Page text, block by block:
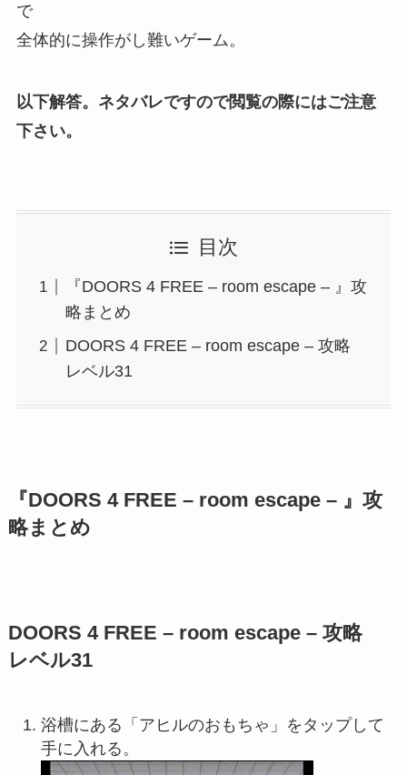
で
全体的に操作がし難いゲーム。
以下解答。ネタバレですので閲覧の際にはご注意
下さい。
目次
『DOORS 4 FREE – room escape – 』攻
略まとめ
DOORS 4 FREE – room escape – 攻略
レベル31
『DOORS 4 FREE – room escape – 』攻
略まとめ
DOORS 4 FREE – room escape – 攻略
レベル31
浴槽にある「アヒルのおもちゃ」をタップして
手に入れる。